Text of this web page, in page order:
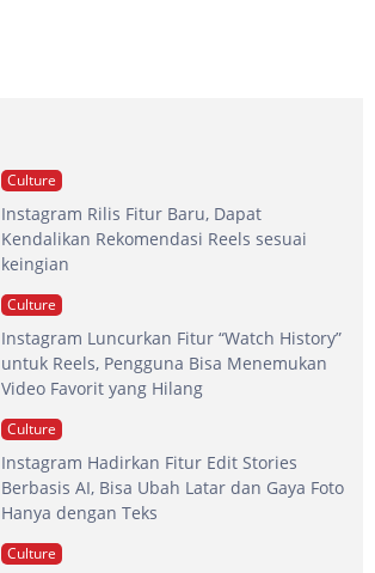
Culture
Instagram Rilis Fitur Baru, Dapat
Kendalikan Rekomendasi Reels sesuai
keingian
Culture
Instagram Luncurkan Fitur “Watch History”
untuk Reels, Pengguna Bisa Menemukan
Video Favorit yang Hilang
Culture
Instagram Hadirkan Fitur Edit Stories
Berbasis AI, Bisa Ubah Latar dan Gaya Foto
Hanya dengan Teks
Culture